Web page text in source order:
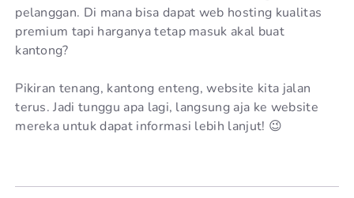
pelanggan. Di mana bisa dapat web hosting kualitas
premium tapi harganya tetap masuk akal buat
kantong?
Pikiran tenang, kantong enteng, website kita jalan
terus. Jadi tunggu apa lagi, langsung aja ke website
mereka untuk dapat informasi lebih lanjut! 😉